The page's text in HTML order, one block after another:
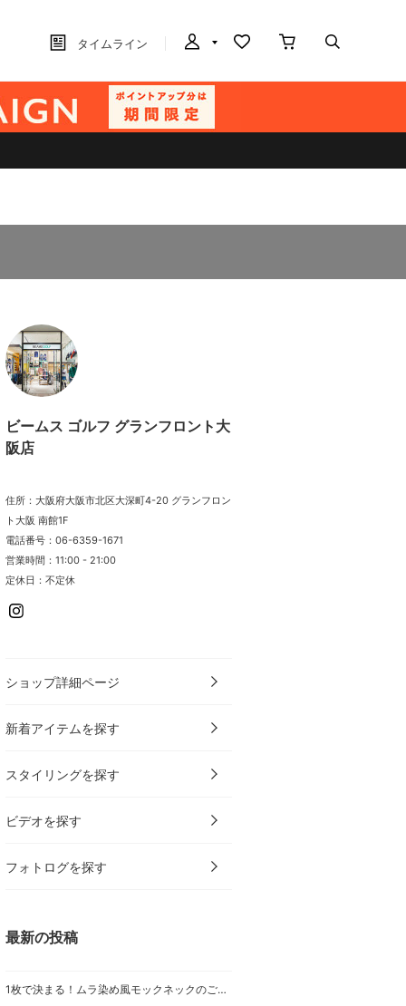
タイムライン
ビームス ゴルフ グランフロント大
阪店
住所：大阪府大阪市北区大深町4-20 グランフロン
ト大阪 南館1F
電話番号：06-6359-1671
営業時間：11:00 - 21:00
定休日：不定休
ショップ詳細ページ
新着アイテムを探す
スタイリングを探す
ビデオを探す
フォトログを探す
最新の投稿
1枚で決まる！ムラ染め風モックネックのご紹介